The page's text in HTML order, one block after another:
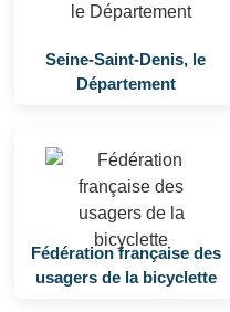
Seine-Saint-Denis, le
Département
Fédération française des
usagers de la bicyclette